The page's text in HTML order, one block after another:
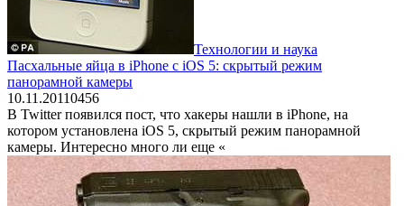
Технологии и наука
Пасхальные яйца в iPhone с iOS 5: скрытый режим
панорамной камеры
10.11.20110456
В Twitter появился пост, что хакеры нашли в iPhone, на
котором установлена iOS 5, скрытый режим панорамной
камеры. Интересно много ли еще «